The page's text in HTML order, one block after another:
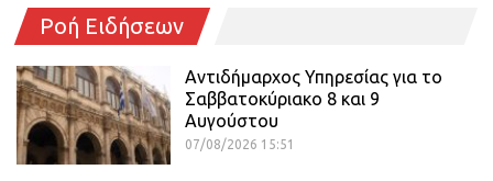
Ροή Ειδήσεων
Αντιδήμαρχος Υπηρεσίας για το
Σαββατοκύριακο 8 και 9
Αυγούστου
07/08/2026 15:51